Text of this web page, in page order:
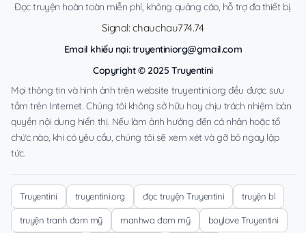
Đọc truyện hoàn toàn miễn phí, không quảng cáo, hỗ trợ đa thiết bị.
Signal: chauchau774.74
Email khiếu nại:truyentiniorg@gmail.com
Copyright © 2025 Truyentini
Mọi thông tin và hình ảnh trên website truyentini.org đều được sưu
tầm trên Internet. Chúng tôi không sở hữu hay chịu trách nhiệm bản
quyền nội dung hiển thị. Nếu làm ảnh hưởng đến cá nhân hoặc tổ
chức nào, khi có yêu cầu, chúng tôi sẽ xem xét và gỡ bỏ ngay lập
tức.
Truyentini truyentini.org đọc truyện Truyentini truyện bl
truyện tranh đam mỹ manhwa đam mỹ boylove Truyentini